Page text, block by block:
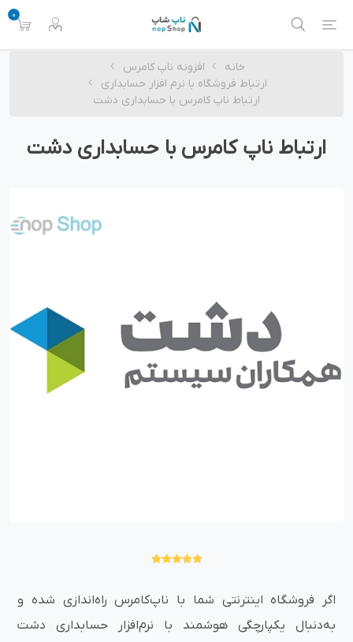
0
خانه
افزونه ناپ کامرس
ارتباط فروشگاه با نرم افزار حسابداری
ارتباط ناپ کامرس با حسابداری دشت
ارتباط ناپ کامرس با حسابداری دشت
اگر فروشگاه اینترنتی شما با ناپ‌کامرس راه‌اندازی شده و
به‌دنبال یکپارچگی هوشمند با نرم‌افزار حسابداری دشت